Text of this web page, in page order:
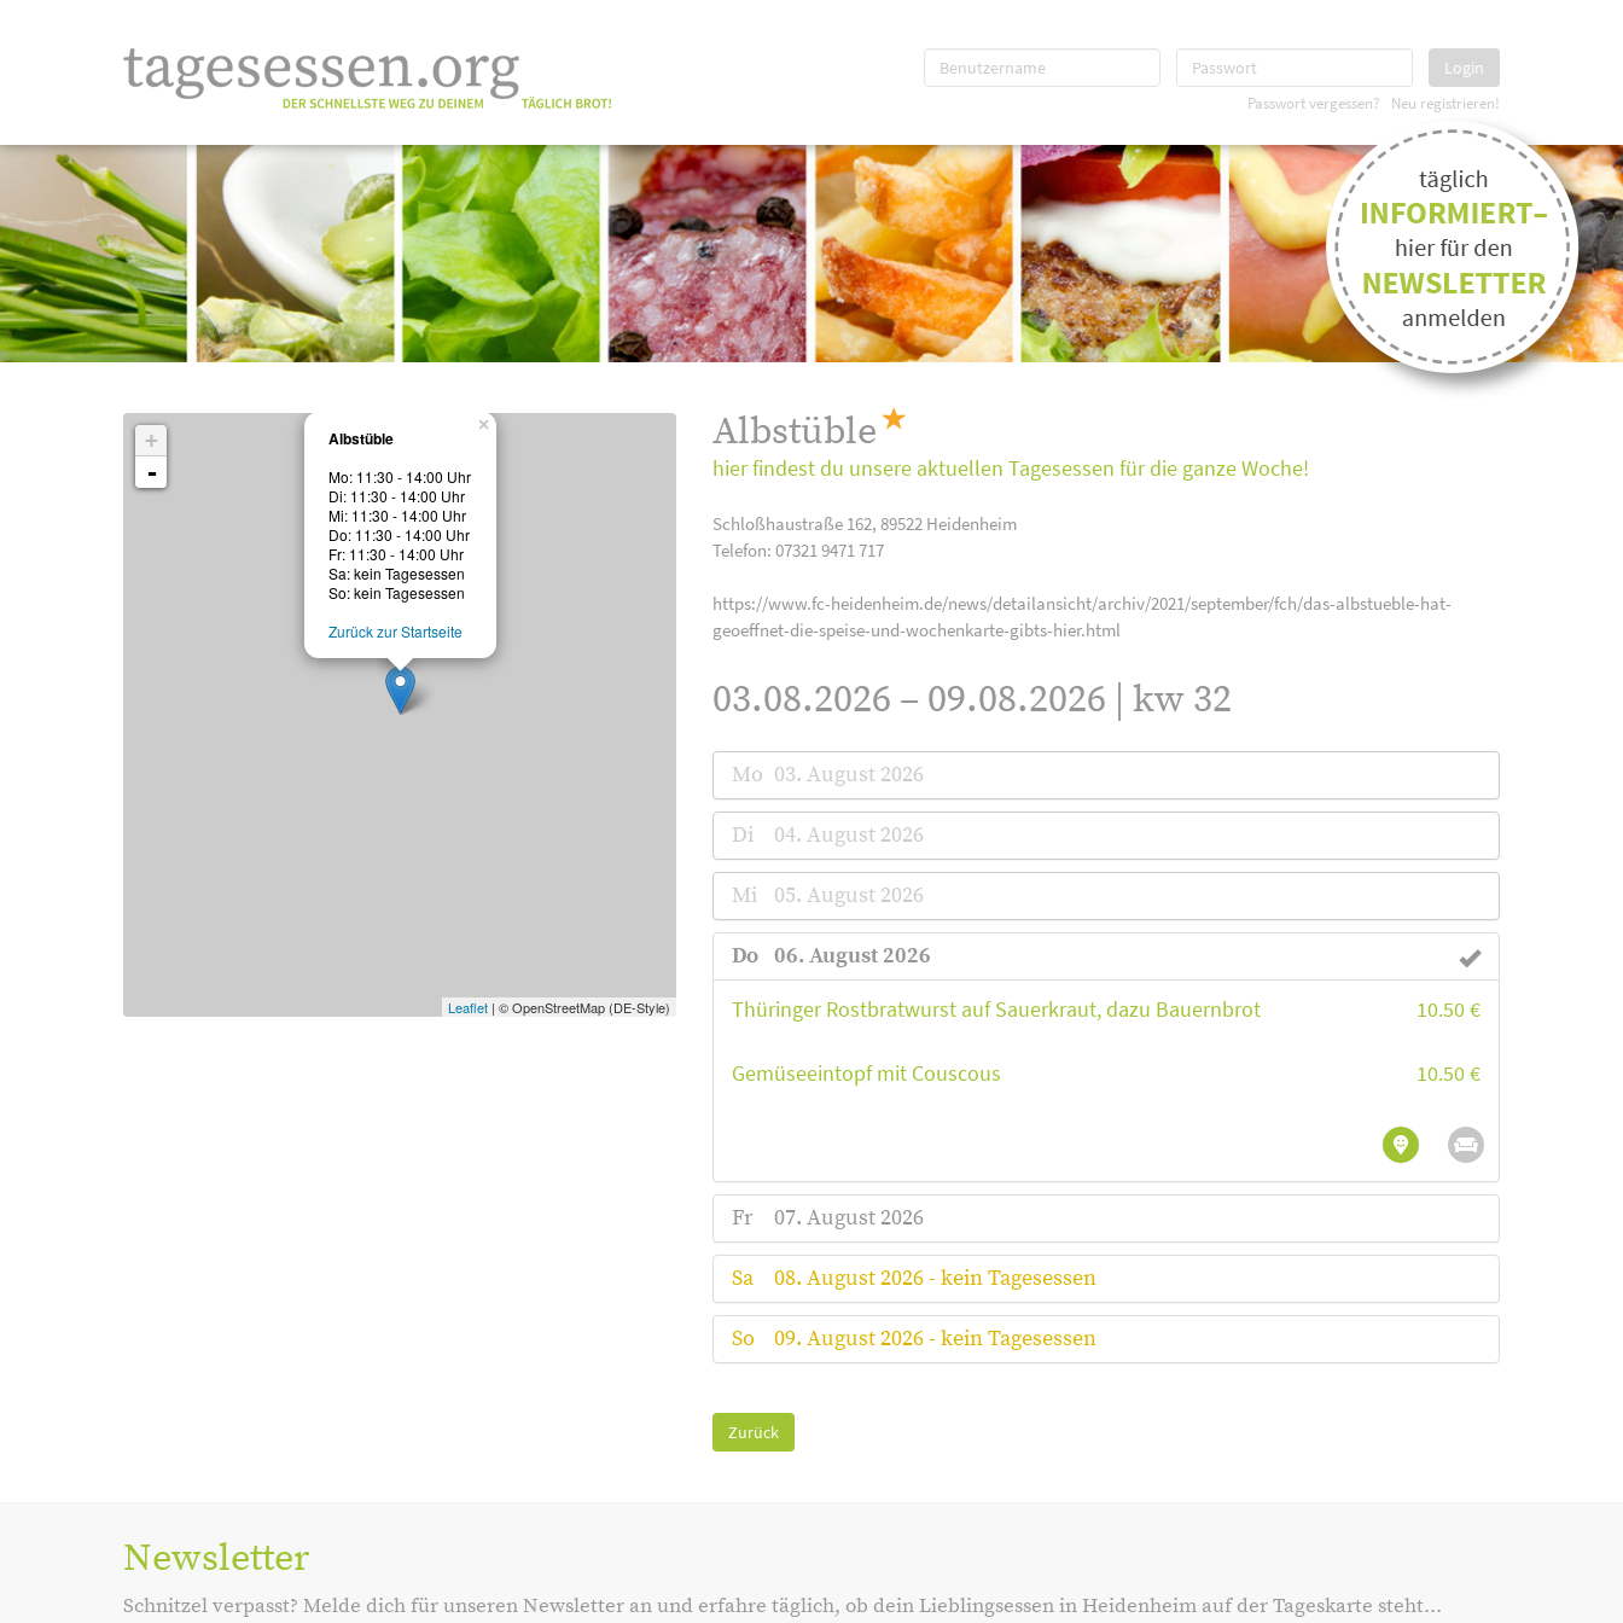
Login
Passwort vergessen? Neu registrieren!
×
Albstüble
Mo: 11:30 - 14:00 Uhr
Di: 11:30 - 14:00 Uhr
Mi: 11:30 - 14:00 Uhr
Do: 11:30 - 14:00 Uhr
Fr: 11:30 - 14:00 Uhr
Sa: kein Tagesessen
So: kein Tagesessen
Zurück zur Startseite
+
-
Leaflet| © OpenStreetMap (DE-Style)
Albstüble
hier findest du unsere aktuellen Tagesessen für die ganze Woche!
Schloßhaustraße 162, 89522 Heidenheim
Telefon: 07321 9471 717
https://www.fc-heidenheim.de/news/detailansicht/archiv/2021/september/fch/das-albstueble-hat-
geoeffnet-die-speise-und-wochenkarte-gibts-hier.html
03.08.2026 – 09.08.2026 | kw 32
Mo 03. August 2026
Di 04. August 2026
Mi 05. August 2026
Do 06. August 2026
Thüringer Rostbratwurst auf Sauerkraut, dazu Bauernbrot
10.50 €
Gemüseeintopf mit Couscous 10.50 €
Fr 07. August 2026
Sa 08. August 2026 - kein Tagesessen
So 09. August 2026 - kein Tagesessen
Zurück
Newsletter
Schnitzel verpasst? Melde dich für unseren Newsletter an und erfahre täglich, ob dein Lieblingsessen in Heidenheim auf der Tageskarte steht...